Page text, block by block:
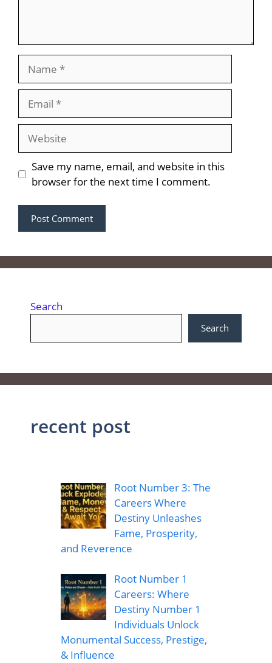
Website
Save my name, email, and website in this
browser for the next time I comment.
Search
Search
recent post
Root Number 3: The
Careers Where
Destiny Unleashes
Fame, Prosperity,
and Reverence
Root Number 1
Careers: Where
Destiny Number 1
Individuals Unlock
Monumental Success, Prestige,
& Influence